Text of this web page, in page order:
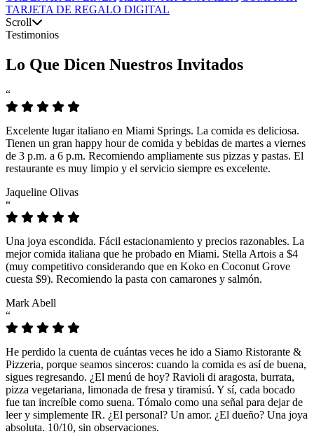
TARJETA DE REGALO DIGITAL
Scroll
Testimonios
Lo Que Dicen Nuestros Invitados
“
Excelente lugar italiano en Miami Springs. La comida es deliciosa.
Tienen un gran happy hour de comida y bebidas de martes a viernes
de 3 p.m. a 6 p.m. Recomiendo ampliamente sus pizzas y pastas. El
restaurante es muy limpio y el servicio siempre es excelente.
Jaqueline Olivas
“
Una joya escondida. Fácil estacionamiento y precios razonables. La
mejor comida italiana que he probado en Miami. Stella Artois a $4
(muy competitivo considerando que en Koko en Coconut Grove
cuesta $9). Recomiendo la pasta con camarones y salmón.
Mark Abell
“
He perdido la cuenta de cuántas veces he ido a Siamo Ristorante &
Pizzeria, porque seamos sinceros: cuando la comida es así de buena,
sigues regresando. ¿El menú de hoy? Ravioli di aragosta, burrata,
pizza vegetariana, limonada de fresa y tiramisú. Y sí, cada bocado
fue tan increíble como suena. Tómalo como una señal para dejar de
leer y simplemente IR. ¿El personal? Un amor. ¿El dueño? Una joya
absoluta. 10/10, sin observaciones.